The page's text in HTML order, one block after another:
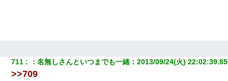
711 ：名無しさんといつまでも一緒 ：2013/09/24(火)
>>709